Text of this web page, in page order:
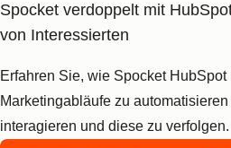
Spocket verdoppelt mit
von Interessierten
Erfahren Sie, wie Spocket
Marketingabläufe zu
interagieren und diese zu verfolgen.